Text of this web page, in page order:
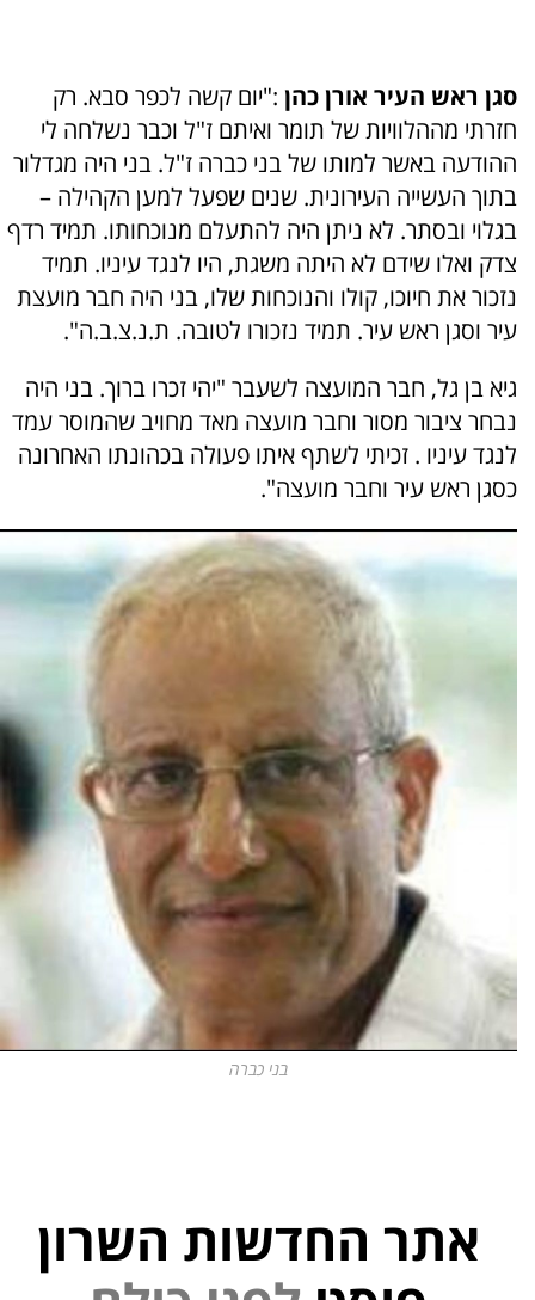
סגן ראש העיר אורן כהן :"יום קשה לכפר סבא. רק
חזרתי מההלוויות של תומר ואיתם ז"ל וכבר נשלחה לי
ההודעה באשר למותו של בני כברה ז"ל. בני היה מגדלור
בתוך העשייה העירונית. שנים שפעל למען הקהילה –
בגלוי ובסתר. לא ניתן היה להתעלם מנוכחותו. תמיד רדף
צדק ואלו שידם לא היתה משגת, היו לנגד עיניו. תמיד
נזכור את חיוכו, קולו והנוכחות שלו, בני היה חבר מועצת
עיר וסגן ראש עיר. תמיד נזכורו לטובה. ת.נ.צ.ב.ה".
גיא בן גל, חבר המועצה לשעבר "יהי זכרו ברוך. בני היה
נבחר ציבור מסור וחבר מועצה מאד מחויב שהמוסר עמד
לנגד עיניו . זכיתי לשתף איתו פעולה בכהונתו האחרונה
כסגן ראש עיר וחבר מועצה".
בני כברה
אתר החדשות השרון